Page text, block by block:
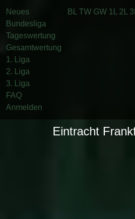
Neues
Bundesliga
Tageswertung
Gesamtwertung
1. Liga
2. Liga
3. Liga
FAQ
Anmelden
BL TW GW 1L 2L 3L
Eintracht